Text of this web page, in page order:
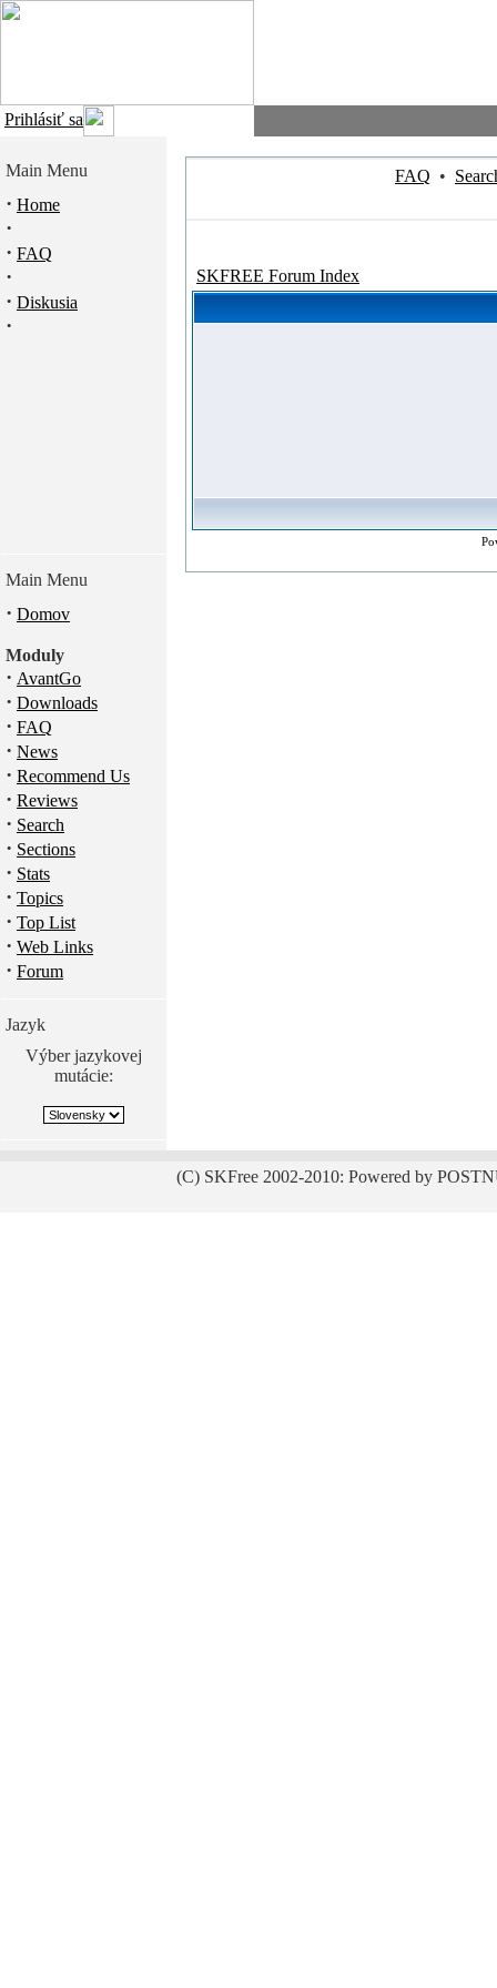
Prihlásiť sa
Main Menu
· Home
·
· FAQ
·
· Diskusia
·
Main Menu
· Domov
Moduly
· AvantGo
· Downloads
· FAQ
· News
· Recommend Us
· Reviews
· Search
· Sections
· Stats
· Topics
· Top List
· Web Links
· Forum
Jazyk
Výber jazykovej
mutácie:
FAQ •
SKFREE Forum Index
(C) SKFree 2002-2010: Powered by